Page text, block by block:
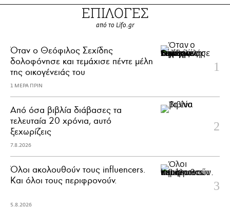
ΕΠΙΛΟΓΕΣ
από το Lifo.gr
Όταν ο Θεόφιλος Σεχίδης
δολοφόνησε και τεμάχισε πέντε μέλη
της οικογένειάς του
1 ΜΕΡΑ ΠΡΙΝ
Από όσα βιβλία διάβασες τα
τελευταία 20 χρόνια, αυτό
ξεχωρίζεις
7.8.2026
Όλοι ακολουθούν τους influencers.
Και όλοι τους περιφρονούν.
5.8.2026